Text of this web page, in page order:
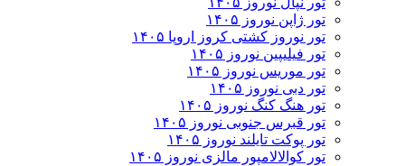
تور ژاپن نوروز ۱۴۰۵
تور نوروز کشتی کروز اروپا ۱۴۰۵
تور فیلیپین نوروز ۱۴۰۵
تور موریس نوروز ۱۴۰۵
تور دبی نوروز ۱۴۰۵
تور هنگ کنگ نوروز ۱۴۰۵
تور قبرس جنوبی نوروز ۱۴۰۵
تور پوکت تایلند نوروز ۱۴۰۵
تور کوالالامپور مالزی نوروز ۱۴۰۵